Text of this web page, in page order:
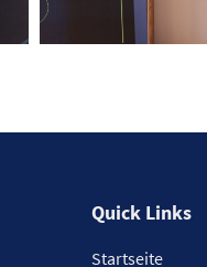
Quick Links
Startseite